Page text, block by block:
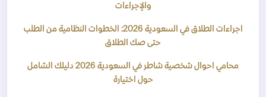
والإجراءات
اجراءات الطلاق في السعودية 2026: الخطوات النظامية من الطلب
حتى صك الطلاق
محامي احوال شخصية شاطر في السعودية 2026 دليلك الشامل
حول اختيارة